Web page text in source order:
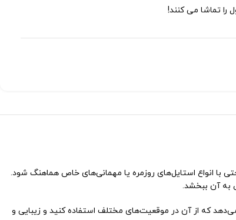
را تماشا می کنند!
به راحتی با انواع استایل‌های روزمره یا مهمانی‌های خاص هماهنگ شود.
به آن ببخشد.
که از آن در موقعیت‌های مختلف استفاده کنید و زیبایی و